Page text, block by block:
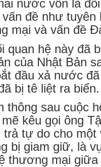
nước vốn là
đề như tuyên
mại và vấn đề
quan hệ này đã
của Nhật Bản
đầu xả nước
bị tê liệt ra biển.
thông sau cuộc
kêu gọi ông
trả tự do cho
bị giam giữ, là
thương mại